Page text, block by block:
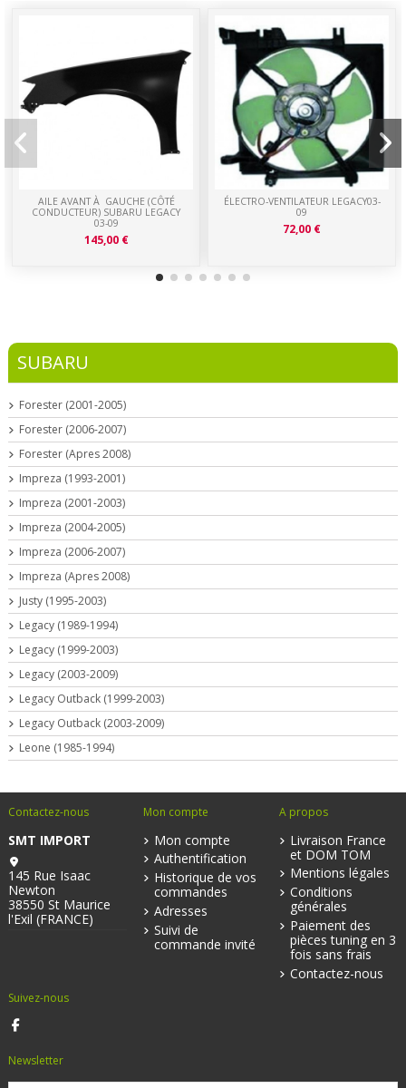
AILE AVANT À GAUCHE (CÔTÉ
CONDUCTEUR) SUBARU LEGACY
03-09
145,00 €
ÉLECTRO-VENTILATEUR LEGACY03-
09
72,00 €
SUBARU
Forester (2001-2005)
Forester (2006-2007)
Forester (Apres 2008)
Impreza (1993-2001)
Impreza (2001-2003)
Impreza (2004-2005)
Impreza (2006-2007)
Impreza (Apres 2008)
Justy (1995-2003)
Legacy (1989-1994)
Legacy (1999-2003)
Legacy (2003-2009)
Legacy Outback (1999-2003)
Legacy Outback (2003-2009)
Leone (1985-1994)
Contactez-nous
SMT IMPORT
145 Rue Isaac
Newton
38550 St Maurice
l'Exil (FRANCE)
Mon compte
Mon compte
Authentification
Historique de vos
commandes
Adresses
Suivi de
commande invité
A propos
Livraison France
et DOM TOM
Mentions légales
Conditions
générales
Paiement des
pièces tuning en 3
fois sans frais
Contactez-nous
Suivez-nous
Newsletter